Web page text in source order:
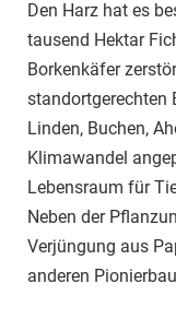
Den Harz hat es
tausend Hektar
Borkenkäfer
standortgerechten
Linden, Buchen,
Klimawandel
Lebensraum für
Neben der
Verjüngung aus
anderen